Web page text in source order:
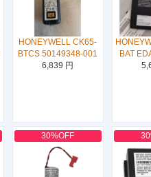
HONEYWELL CK65-
BTCS 50149348-001
6,839 円
BAT
30%OFF